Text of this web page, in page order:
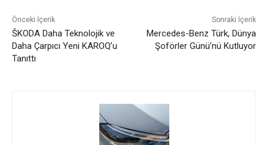
Önceki İçerik
ŠKODA Daha Teknolojik ve
Daha Çarpıcı Yeni KAROQ’u
Tanıttı
Sonraki İçerik
Mercedes-Benz Türk, Dünya
Şoförler Günü’nü Kutluyor